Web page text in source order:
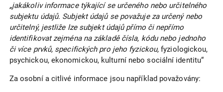
„jakákoliv informace týkající se určeného nebo určitelného
subjektu údajů. Subjekt údajů se považuje za určený nebo
určitelný, jestliže lze subjekt údajů přímo či nepřímo
identifikovat zejména na základě čísla, kódu nebo jednoho
či více prvků, specifických pro jeho fyzickou,fyziologickou,
psychickou, ekonomickou, kulturní nebo sociální identitu“
Za osobní a citlivé informace jsou například považovány: